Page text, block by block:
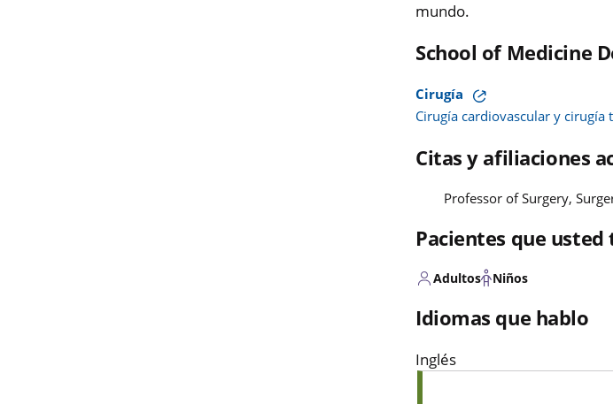
mundo.
School of Medicine
Cirugía
Cirugía cardiovascular y cirugía
Citas y afiliaciones
Professor of Surgery,
Pacientes que
Adultos Niños
Idiomas que hablo
Inglés